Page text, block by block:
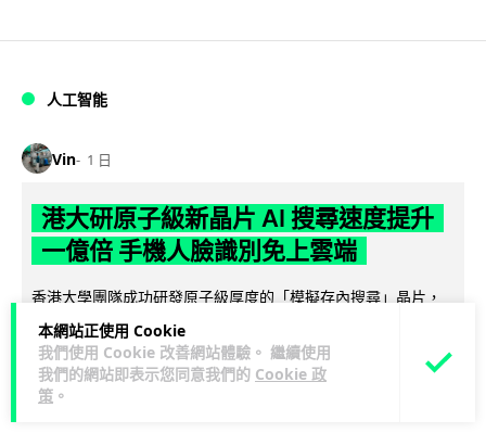
本網站正使用 Cookie
我們使用 Cookie 改善網站體驗。 繼續使用
我們的網站即表示您同意我們的 Cookie 政
策 。
人工智能
Vin 1 日
港大研原子級新晶片 AI 搜尋速度提升
一億倍 手機人臉識別免上雲端
香港大學團隊成功研發原子級厚度的「模擬存內搜尋」晶片，
比傳統 CPU 搜尋速度快約 1 億倍，延遲低至 36 皮秒（即
0.00000000... 閱讀全文
378